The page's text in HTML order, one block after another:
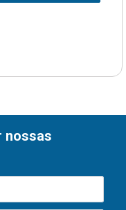
nossas